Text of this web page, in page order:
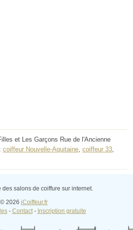
et Les Garçons Rue de l'Ancienne
coiffeur Nouvelle-Aquitaine, coiffeur 33,
des salons de coiffure sur internet.
© 2026 iCoiffeur.fr
- Contact- Inscription gratuite